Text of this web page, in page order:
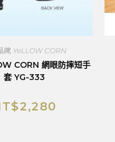
牌, YeLLOW CORN
CORN 網眼防摔短手
套 YG-333
2,280